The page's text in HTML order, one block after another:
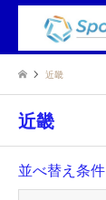
近畿
近畿
並べ替え条件